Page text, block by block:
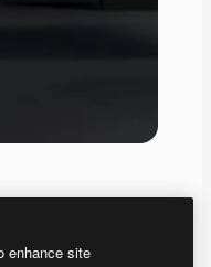
enhance site